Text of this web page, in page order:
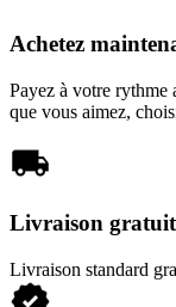
Achetez
Payez à votre rythme
que vous aimez,
Livraison
Livraison standard